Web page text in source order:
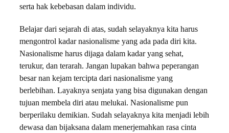
serta hak kebebasan dalam individu.
Belajar dari sejarah di atas, sudah selayaknya kita harus
mengontrol kadar nasionalisme yang ada pada diri kita.
Nasionalisme harus dijaga dalam kadar yang sehat,
terukur, dan terarah. Jangan lupakan bahwa peperangan
besar nan kejam tercipta dari nasionalisme yang
berlebihan. Layaknya senjata yang bisa digunakan dengan
tujuan membela diri atau melukai. Nasionalisme pun
berperilaku demikian. Sudah selayaknya kita menjadi lebih
dewasa dan bijaksana dalam menerjemahkan rasa cinta